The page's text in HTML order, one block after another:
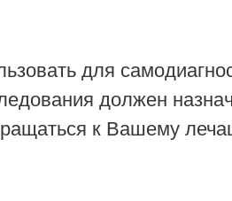
для
должен
к Вашему